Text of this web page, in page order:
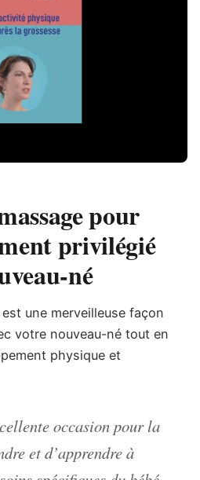
pour
privilégié
né
une merveilleuse façon
votre nouveau-né tout en
physique et
occasion pour la
et d’apprendre à